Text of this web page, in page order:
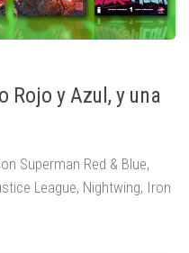
Rojo y Azul, y una
Superman Red & Blue,
League, Nightwing, Iron